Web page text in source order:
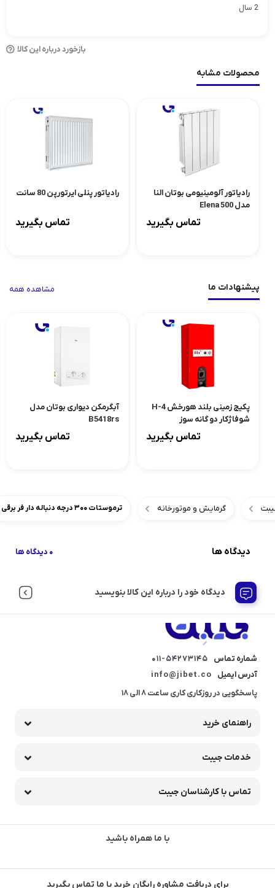
2 سال
بازخورد درباره این کالا
محصولات مشابه
رادیاتور آلومینیومی بوتان النا
مدل 500 Elena
تماس بگیرید
رادیاتور پنلی ایرتورپن 80 سانت
تماس بگیرید
پیشنهادات ما مشاهده همه
پکیج زمینی بلند هورخش H-4
شوفاژکار دو گانه سوز
تماس بگیرید
آبگرمکن دیواری بوتان مدل
B5418rs
تماس بگیرید
گرمایش و موتورخانه ترموستات ۳۰۰ درجه دنباله دار فر برقی
دیدگاه ها 0 دیدگاه ها
دیدگاه خود را درباره این کالا بنویسید
شماره تماس
011-54273145
آدرس ایمیل
info@jibet.co
پاسخگویی در روزکاری کاری ساعت 8 الی 18
راهنمای خرید
خدمات جیبت
تماس با کارشناسان جیبت
با ما همراه باشید
برای دریافت مشاوره رایگان خرید با ما تماس بگیرید